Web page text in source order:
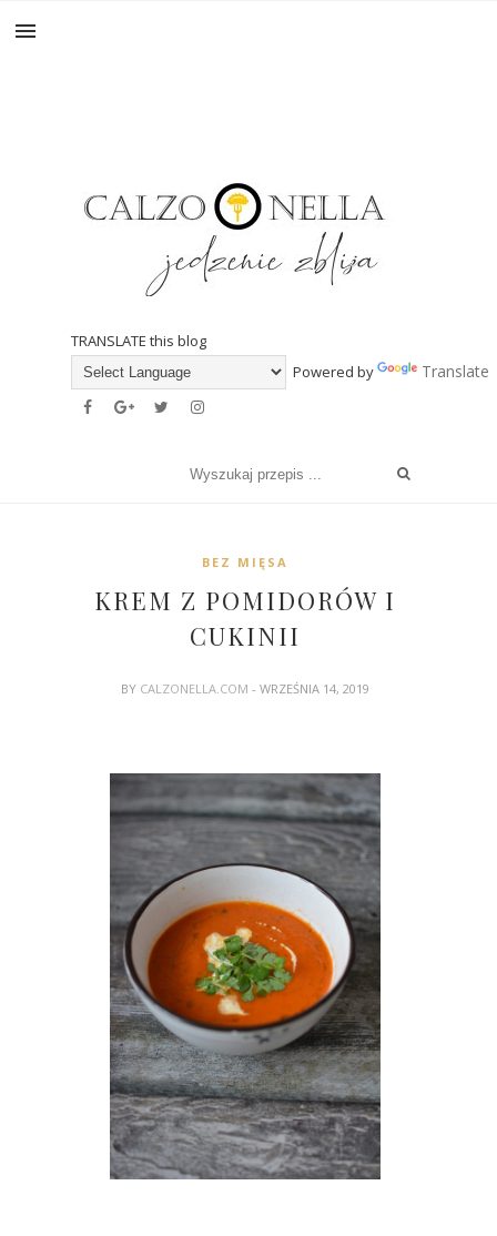
TRANSLATE this blog
Powered by
Translate
BEZ MIĘSA
KREM Z POMIDORÓW I
CUKINII
BY CALZONELLA.COM - WRZEŚNIA 14, 2019